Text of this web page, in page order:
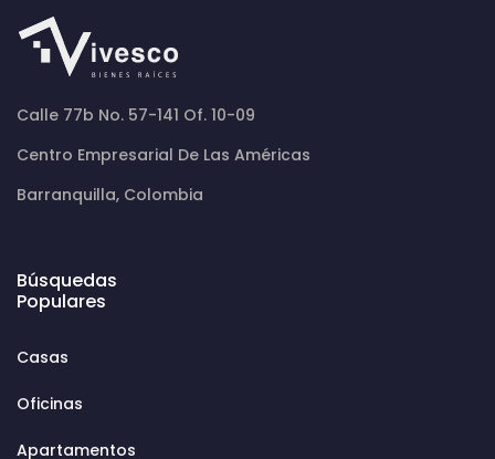
Calle 77b No. 57-141 Of. 10-09
Centro Empresarial De Las Américas
Barranquilla, Colombia
Búsquedas
Populares
Casas
Oficinas
Apartamentos